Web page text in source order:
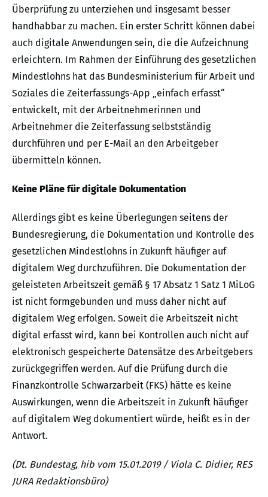
Überprüfung zu unterziehen und insgesamt besser
handhabbar zu machen. Ein erster Schritt können dabei
auch digitale Anwendungen sein, die die Aufzeichnung
erleichtern. Im Rahmen der Einführung des gesetzlichen
Mindestlohns hat das Bundesministerium für Arbeit und
Soziales die Zeiterfassungs-App „einfach erfasst“
entwickelt, mit der Arbeitnehmerinnen und
Arbeitnehmer die Zeiterfassung selbstständig
durchführen und per E-Mail an den Arbeitgeber
übermitteln können.
Keine Pläne für digitale Dokumentation
Allerdings gibt es keine Überlegungen seitens der
Bundesregierung, die Dokumentation und Kontrolle des
gesetzlichen Mindestlohns in Zukunft häufiger auf
digitalem Weg durchzuführen. Die Dokumentation der
geleisteten Arbeitszeit gemäß § 17 Absatz 1 Satz 1 MiLoG
ist nicht formgebunden und muss daher nicht auf
digitalem Weg erfolgen. Soweit die Arbeitszeit nicht
digital erfasst wird, kann bei Kontrollen auch nicht auf
elektronisch gespeicherte Datensätze des Arbeitgebers
zurückgegriffen werden. Auf die Prüfung durch die
Finanzkontrolle Schwarzarbeit (FKS) hätte es keine
Auswirkungen, wenn die Arbeitszeit in Zukunft häufiger
auf digitalem Weg dokumentiert würde, heißt es in der
Antwort.
(Dt. Bundestag, hib vom 15.01.2019 / Viola C. Didier, RES
JURA Redaktionsbüro)